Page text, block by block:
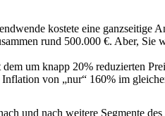
kostete eine ganzseitige
rund 500.000 €. Aber, Sie
dem um knapp 20% reduzierten
von „nur“ 160% im
und nach weitere Segmente